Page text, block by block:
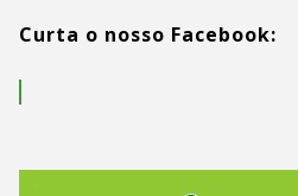
Curta o nosso Facebook: